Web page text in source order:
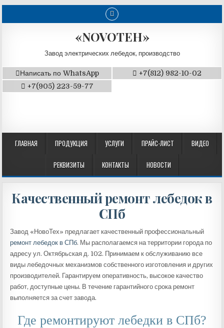
«NOVOTEH»
Завод электрических лебедок, производство
Написать по WhatsApp
+7(812) 982-10-02
+7(905) 223-59-77
ГЛАВНАЯ ПРОДУКЦИЯ УСЛУГИ ПРАЙС-ЛИСТ ВИДЕО
РЕКВИЗИТЫ КОНТАКТЫ НОВОСТИ
Качественный ремонт лебедок в
СПб
Завод «НовоТех» предлагает качественный профессиональный
ремонт лебедок в СПб. Мы располагаемся на территории города по
адресу ул. Октябрьская д. 102. Принимаем к обслуживанию все
виды лебедочных механизмов собственного изготовления и других
производителей. Гарантируем оперативность, высокое качество
работ, доступные цены. В течение гарантийного срока ремонт
выполняется за счет завода.
Где ремонтируют лебедки в СПб?